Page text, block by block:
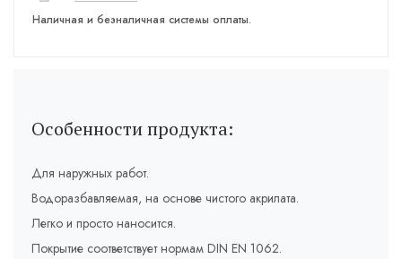
Наличная и безналичная системы оплаты.
Особенности продукта:
Для наружных работ.
Водоразбавляемая, на основе чистого акрилата.
Легко и просто наносится.
Покрытие соответствует нормам DIN EN 1062.